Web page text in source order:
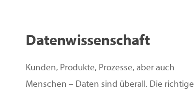
Datenwissenschaft
Kunden, Produkte, Prozesse, aber auch
Menschen – Daten sind überall. Die richtige